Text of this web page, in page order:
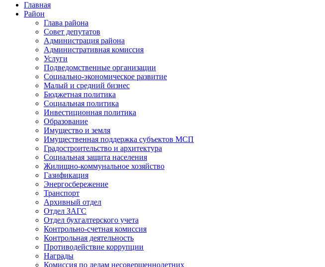
Главная
Район
Глава района
Совет депутатов
Администрация района
Административная комиссия
Услуги
Подведомственные организации
Социально-экономическое развитие
Малый и средний бизнес
Бюджетная политика
Социальная политика
Инвестиционная политика
Образование
Имущество и земля
Имущественная поддержка субъектов МСП
Градостроительство и архитектура
Социальная защита населения
Жилищно-коммунальное хозяйство
Газификация
Энергосбережение
Транспорт
Архивный отдел
Отдел ЗАГС
Отдел бухгалтерского учета
Контрольно-счетная комиссия
Контрольная деятельность
Противодействие коррупции
Награды
Комиссия по делам несовершеннолетних